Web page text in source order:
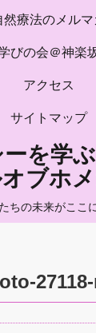
然療法のメル
びの会＠神楽
アクセス
サイトマップ
を学
ブホ
ちの未来がここ